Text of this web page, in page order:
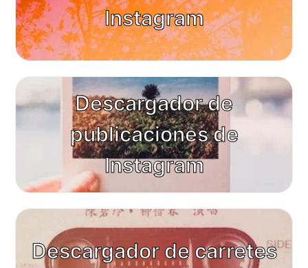
Instagram
Descargador de
publicaciones de
Instagram
Descargador de carretes